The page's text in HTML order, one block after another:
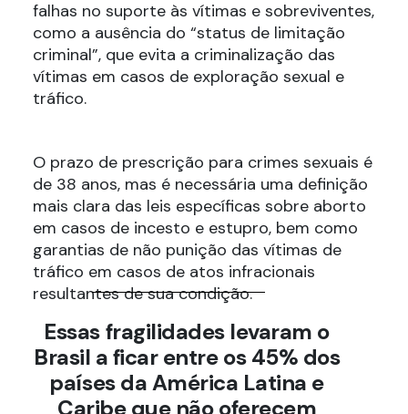
falhas no suporte às vítimas e sobreviventes,
como a ausência do “status de limitação
criminal”, que evita a criminalização das
vítimas em casos de exploração sexual e
tráfico.
O prazo de prescrição para crimes sexuais é
de 38 anos, mas é necessária uma definição
mais clara das leis específicas sobre aborto
em casos de incesto e estupro, bem como
garantias de não punição das vítimas de
tráfico em casos de atos infracionais
resultantes de sua condição.
Essas fragilidades levaram o
Brasil a ficar entre os 45% dos
países da América Latina e
Caribe que não oferecem